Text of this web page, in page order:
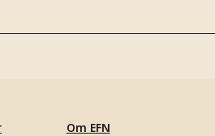
Om EFN